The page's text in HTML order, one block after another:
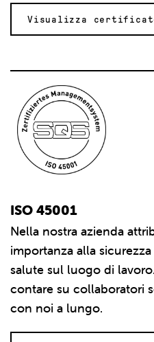
Visualizza
ISO 45001
Nella nostra azienda
importanza alla
salute sul luogo di
contare su collaboratori
con noi a lungo.